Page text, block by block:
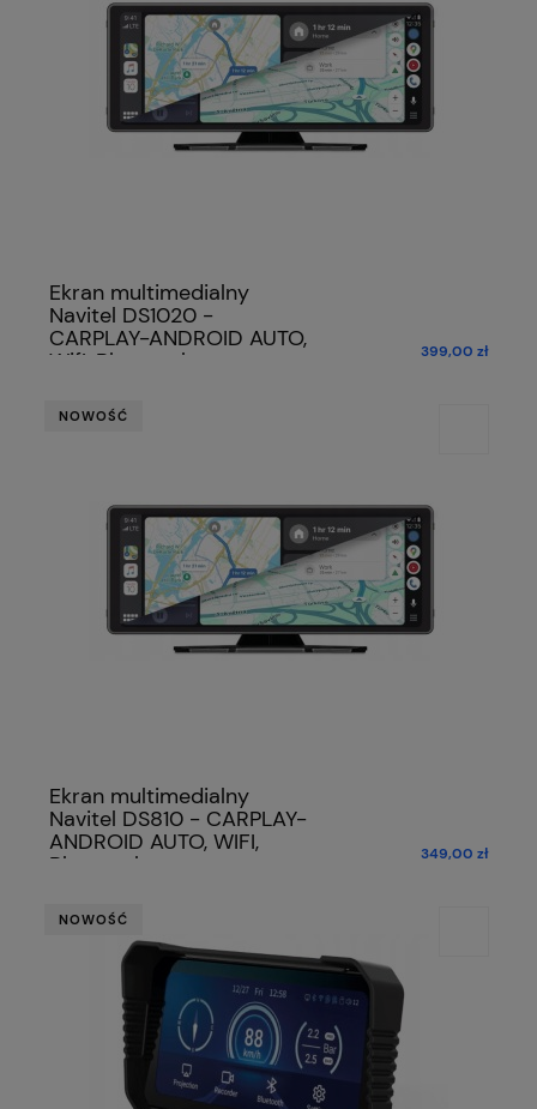
Ekran multimedialny
Navitel DS1020 -
CARPLAY-ANDROID AUTO,
Wifi, Bluetooth 399,00 zł
Ekran multimedialny
Navitel DS810 - CARPLAY-
ANDROID AUTO, WIFI,
Bluetooth 349,00 zł
NOWOŚĆ
NOWOŚĆ